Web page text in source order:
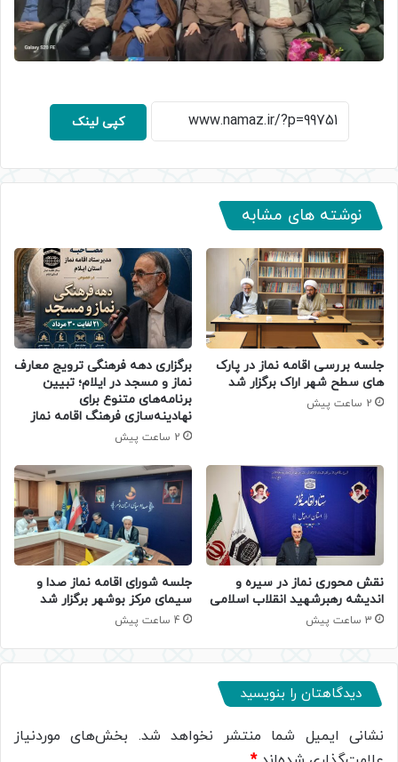
کپی لینک
نوشته های مشابه
جلسه بررسی اقامه نماز در پارک
های سطح شهر اراک برگزار شد
2 ساعت پیش
برگزاری دهه فرهنگی ترویج معارف
نماز و مسجد در ایلام؛ تبیین
برنامه‌های متنوع برای
نهادینه‌سازی فرهنگ اقامه نماز
2 ساعت پیش
نقش محوری نماز در سیره و
اندیشه رهبرشهید انقلاب اسلامی
3 ساعت پیش
جلسه شورای اقامه نماز صدا و
سیمای مرکز بوشهر برگزار شد
4 ساعت پیش
دیدگاهتان را بنویسید
نشانی ایمیل شما منتشر نخواهد شد. بخش‌های موردنیاز